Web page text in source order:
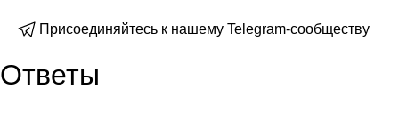
Присоединяйтесь к нашему Telegram-сообществу
Ответы